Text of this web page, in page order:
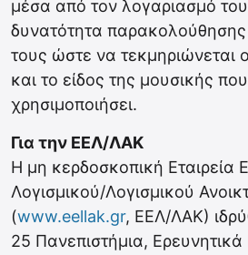
μέσα από τον λογαριασμό
δυνατότητα παρακολούθησης
τους ώστε να τεκμηριώνεται
και το είδος της μουσικής
χρησιμοποιήσει.
Για την ΕΕΛ/ΛΑΚ
H μη κερδοσκοπική Εταιρεία
Λογισμικού/Λογισμικού
(www.eellak.gr, ΕΕΛ/ΛΑΚ)
25 Πανεπιστήμια, Ερευνητικά